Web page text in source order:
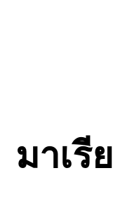
มาเรี